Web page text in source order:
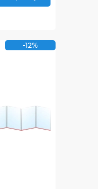
-12%